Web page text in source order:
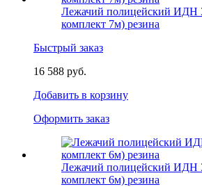
Лежачий полицейский ИДН
комплект 7м) резина
Быстрый заказ
16 588 руб.
Добавить в корзину
Оформить заказ
Лежачий полицейский ИДН
комплект 6м) резина